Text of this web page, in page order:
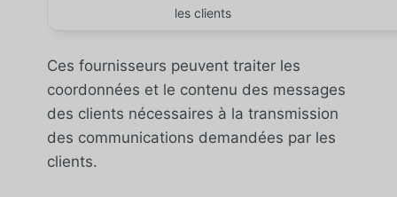
les clients
Ces fournisseurs peuvent traiter les
coordonnées et le contenu des messages
des clients nécessaires à la transmission
des communications demandées par les
clients.